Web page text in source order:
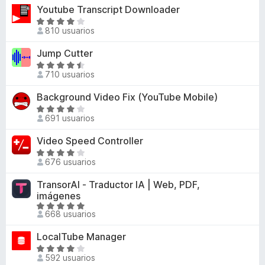
9
d
e
n
4
4
d
e
r
ó
c
n
4
6
d
e
v
a
r
ó
c
n
3
3
d
e
Youtube Transcript Downloader
S
e
v
a
r
ó
c
n
4
1
d
e
810 usuarios
Jump Cutter
S
e
v
a
r
ó
c
n
4
,
d
e
710 usuarios
Background Video Fix (YouTube Mobile)
S
e
v
a
r
ó
c
n
3
,
691 usuarios
Video Speed Controller
S
e
v
a
l
o
ó
c
676 usuarios
TransorAI - Traductor IA | Web, PDF,
imágenes
S
e
v
a
l
668 usuarios
LocalTube Manager
S
e 592 usuarios